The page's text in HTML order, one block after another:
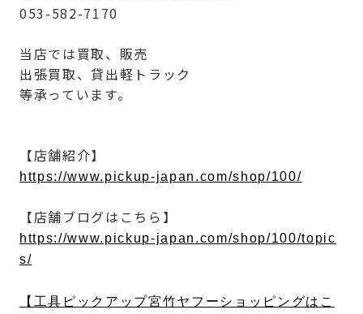
053-582-7170
当店では買取、販売
出張買取、貸出軽トラック
等承っています。
【店舗紹介】
https://www.pickup-japan.com/shop/100/
【店舗ブログはこちら】
https://www.pickup-japan.com/shop/100/topic
s/
【工具ピックアップ宮竹ヤフーショッピングはこ